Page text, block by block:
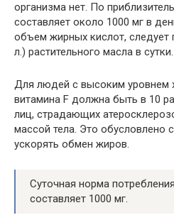
организма нет. По
составляет около 1000 мг в
объем жирных кислот, следует
л.) растительного масла в сутки.
Для людей с высоким уровнем
витамина F должна быть в 10
лиц, страдающих
массой тела. Это обусловлено
ускорять обмен жиров.
Суточная норма
составляет 1000 мг.